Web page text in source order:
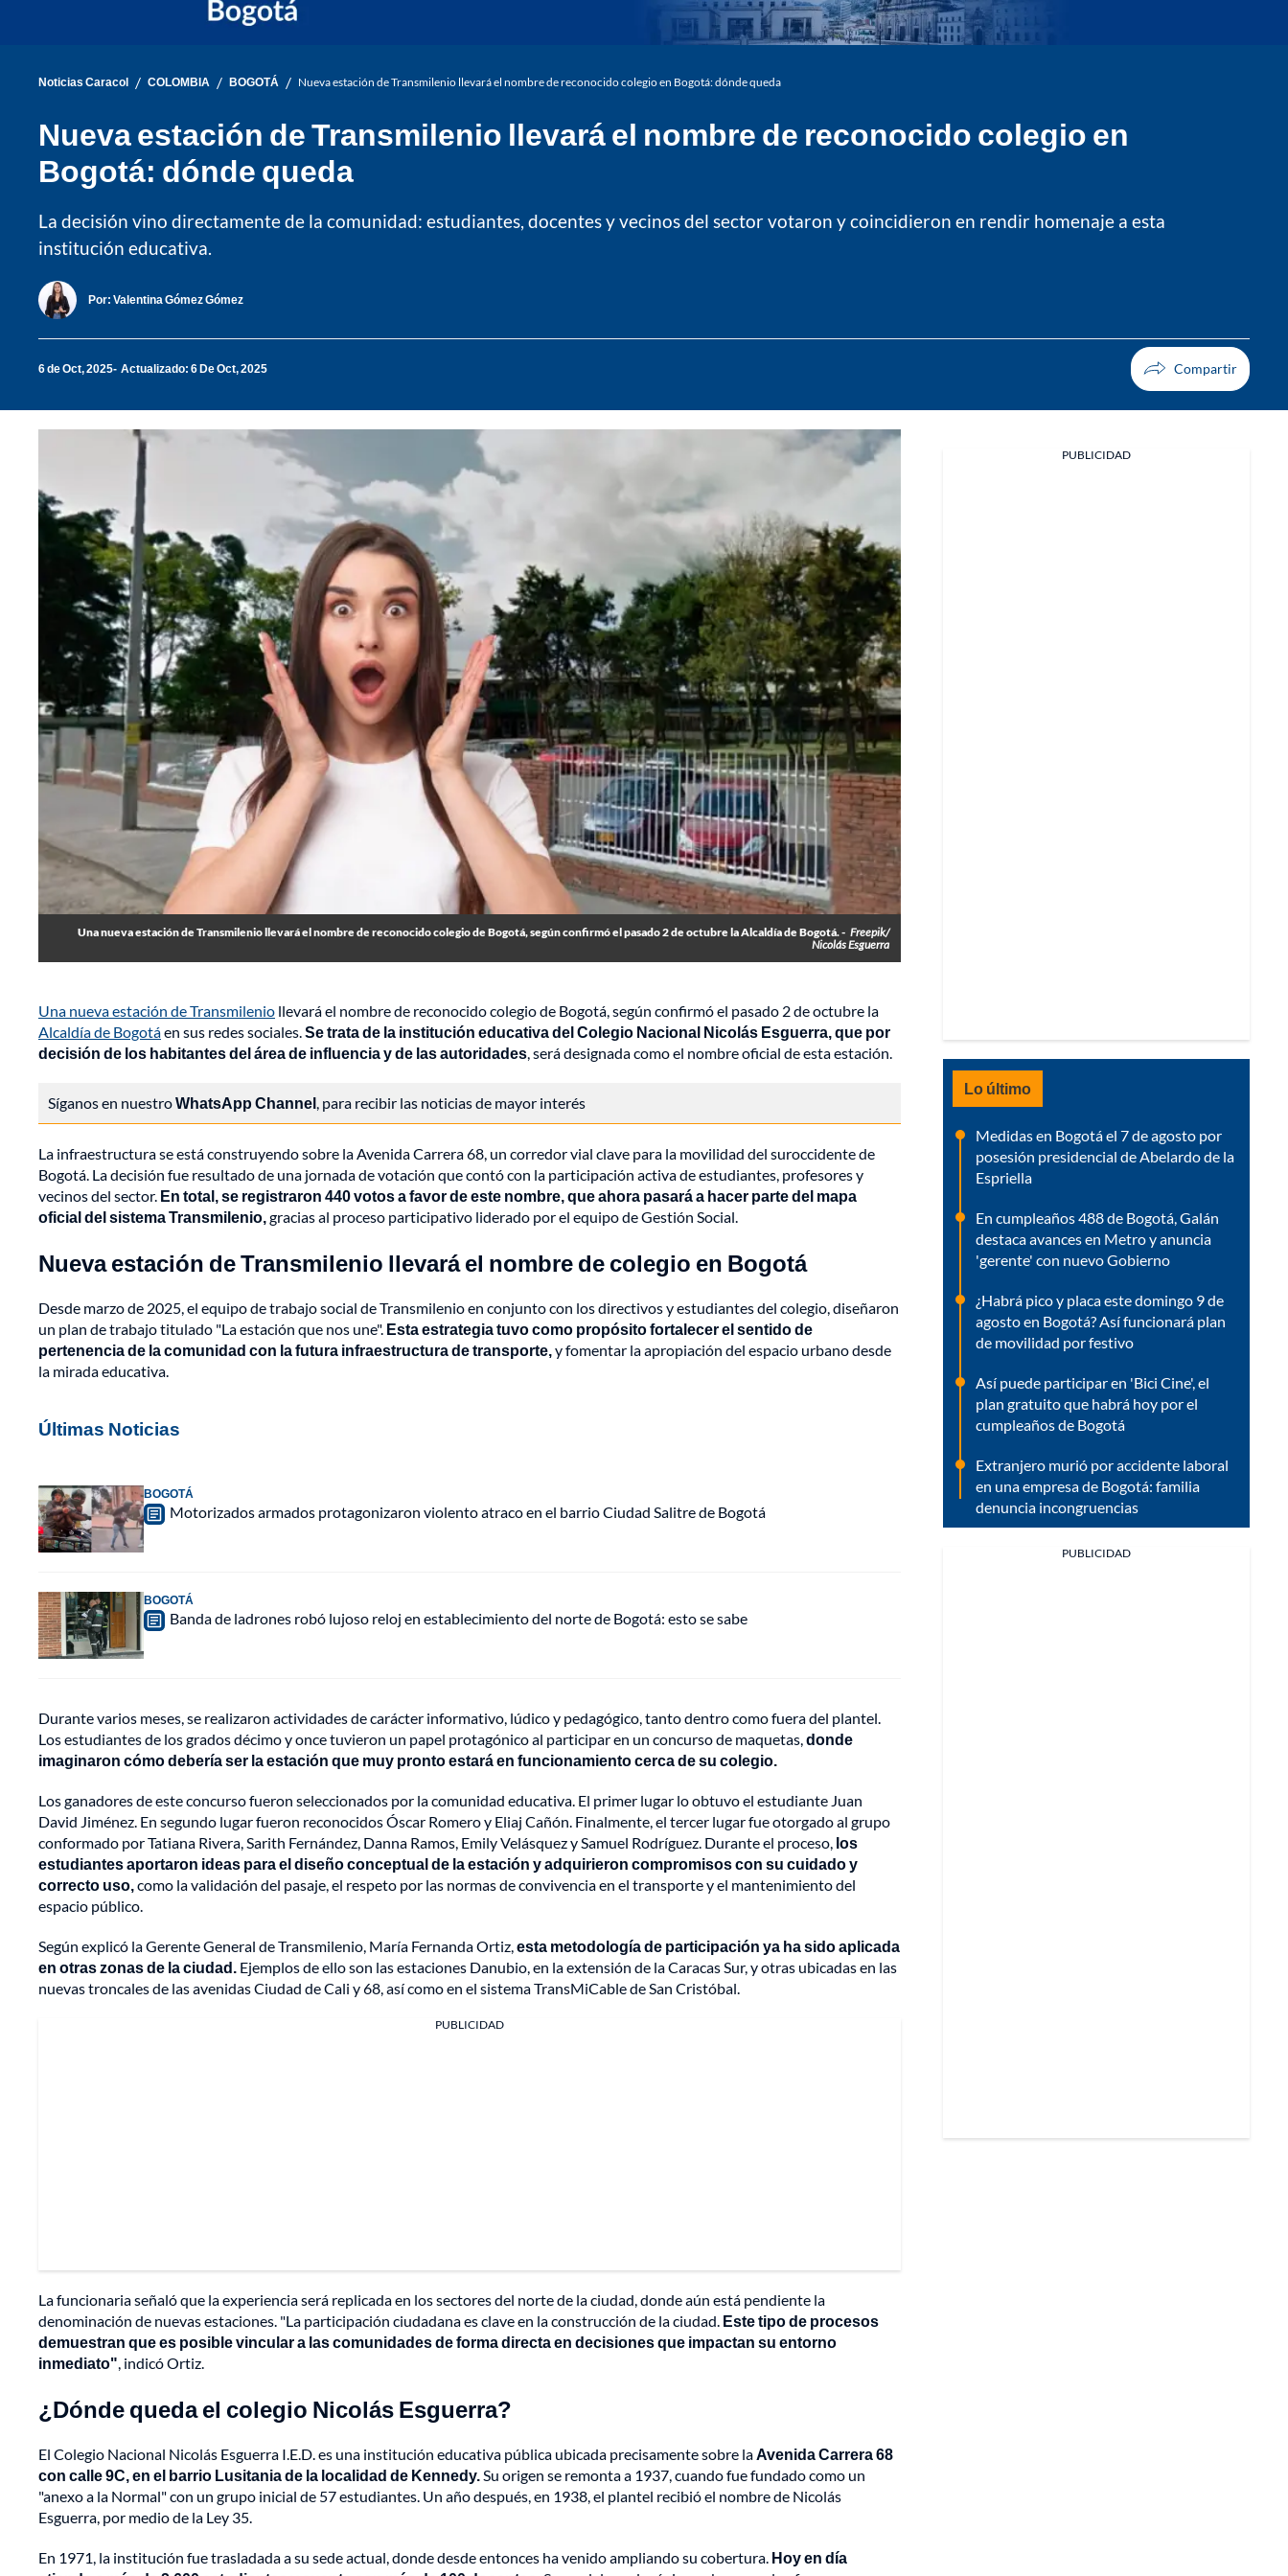
Noticias Caracol / COLOMBIA / BOGOTÁ / Nueva estación de Transmilenio llevará el nombre de reconocido colegio en Bogotá: dónde queda
Nueva estación de Transmilenio llevará el nombre de reconocido colegio en
Bogotá: dónde queda
La decisión vino directamente de la comunidad: estudiantes, docentes y vecinos del sector votaron y coincidieron en rendir homenaje a esta
institución educativa.
Por: Valentina Gómez Gómez
6 de Oct, 2025 Actualizado: 6 De Oct, 2025
Una nueva estación de Transmilenio llevará el nombre de reconocido colegio de Bogotá, según confirmó el pasado 2 de octubre la Alcaldía de Bogotá. - Freepik/
Nicolás Esguerra
Una nueva estación de Transmilenio llevará el nombre de reconocido colegio de Bogotá, según confirmó el pasado 2 de octubre la
Alcaldía de Bogotáen sus redes sociales.Se trata de la institución educativa del Colegio Nacional Nicolás Esguerra, que por
decisión de los habitantes del área de influencia y de las autoridades, será designada como el nombre oficial de esta estación.
Síganos en nuestroWhatsApp Channel, para recibir las noticias de mayor interés
La infraestructura se está construyendo sobre la Avenida Carrera 68, un corredor vial clave para la movilidad del suroccidente de
Bogotá. La decisión fue resultado de una jornada de votación que contó con la participación activa de estudiantes, profesores y
vecinos del sector. En total, se registraron 440 votos a favor de este nombre, que ahora pasará a hacer parte del mapa
oficial del sistema Transmilenio,gracias al proceso participativo liderado por el equipo de Gestión Social.
Nueva estación de Transmilenio llevará el nombre de colegio en Bogotá
Desde marzo de 2025, el equipo de trabajo social de Transmilenio en conjunto con los directivos y estudiantes del colegio, diseñaron
un plan de trabajo titulado "La estación que nos une". Esta estrategia tuvo como propósito fortalecer el sentido de
pertenencia de la comunidad con la futura infraestructura de transporte,y fomentar la apropiación del espacio urbano desde
la mirada educativa.
Últimas Noticias
BOGOTÁ
Motorizados armados protagonizaron violento atraco en el barrio Ciudad Salitre de Bogotá
BOGOTÁ
Banda de ladrones robó lujoso reloj en establecimiento del norte de Bogotá: esto se sabe
Durante varios meses, se realizaron actividades de carácter informativo, lúdico y pedagógico, tanto dentro como fuera del plantel.
Los estudiantes de los grados décimo y once tuvieron un papel protagónico al participar en un concurso de maquetas,donde
imaginaron cómo debería ser la estación que muy pronto estará en funcionamiento cerca de su colegio.
Los ganadores de este concurso fueron seleccionados por la comunidad educativa. El primer lugar lo obtuvo el estudiante Juan
David Jiménez. En segundo lugar fueron reconocidos Óscar Romero y Eliaj Cañón. Finalmente, el tercer lugar fue otorgado al grupo
conformado por Tatiana Rivera, Sarith Fernández, Danna Ramos, Emily Velásquez y Samuel Rodríguez. Durante el proceso, los
estudiantes aportaron ideas para el diseño conceptual de la estación y adquirieron compromisos con su cuidado y
correcto uso,como la validación del pasaje, el respeto por las normas de convivencia en el transporte y el mantenimiento del
espacio público.
Según explicó la Gerente General de Transmilenio, María Fernanda Ortiz,esta metodología de participación ya ha sido aplicada
en otras zonas de la ciudad. Ejemplos de ello son las estaciones Danubio, en la extensión de la Caracas Sur, y otras ubicadas en las
nuevas troncales de las avenidas Ciudad de Cali y 68, así como en el sistema TransMiCable de San Cristóbal.
PUBLICIDAD
La funcionaria señaló que la experiencia será replicada en los sectores del norte de la ciudad, donde aún está pendiente la
denominación de nuevas estaciones. "La participación ciudadana es clave en la construcción de la ciudad. Este tipo de procesos
demuestran que es posible vincular a las comunidades de forma directa en decisiones que impactan su entorno
inmediato", indicó Ortiz.
¿Dónde queda el colegio Nicolás Esguerra?
El Colegio Nacional Nicolás Esguerra I.E.D. es una institución educativa pública ubicada precisamente sobre laAvenida Carrera 68
con calle 9C, en el barrio Lusitania de la localidad de Kennedy.Su origen se remonta a 1937, cuando fue fundado como un
"anexo a la Normal" con un grupo inicial de 57 estudiantes. Un año después, en 1938, el plantel recibió el nombre de Nicolás
Esguerra, por medio de la Ley 35.
En 1971, la institución fue trasladada a su sede actual, donde desde entonces ha venido ampliando su cobertura. Hoy en día
PUBLICIDAD
Lo último
Medidas en Bogotá el 7 de agosto por
posesión presidencial de Abelardo de la
Espriella
En cumpleaños 488 de Bogotá, Galán
destaca avances en Metro y anuncia
'gerente' con nuevo Gobierno
¿Habrá pico y placa este domingo 9 de
agosto en Bogotá? Así funcionará plan
de movilidad por festivo
Así puede participar en 'Bici Cine', el
plan gratuito que habrá hoy por el
cumpleaños de Bogotá
Extranjero murió por accidente laboral
en una empresa de Bogotá: familia
denuncia incongruencias
PUBLICIDAD